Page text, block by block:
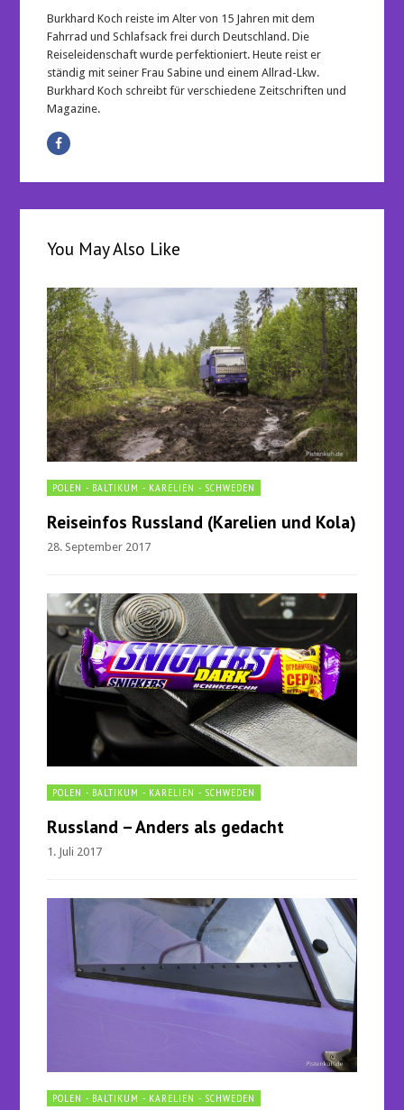
Burkhard Koch reiste im Alter von 15 Jahren mit dem
Fahrrad und Schlafsack frei durch Deutschland. Die
Reiseleidenschaft wurde perfektioniert. Heute reist er
ständig mit seiner Frau Sabine und einem Allrad-Lkw.
Burkhard Koch schreibt für verschiedene Zeitschriften und
Magazine.
You May Also Like
POLEN - BALTIKUM - KARELIEN - SCHWEDEN
Reiseinfos Russland (Karelien und Kola)
28. September 2017
POLEN - BALTIKUM - KARELIEN - SCHWEDEN
Russland – Anders als gedacht
1. Juli 2017
POLEN - BALTIKUM - KARELIEN - SCHWEDEN